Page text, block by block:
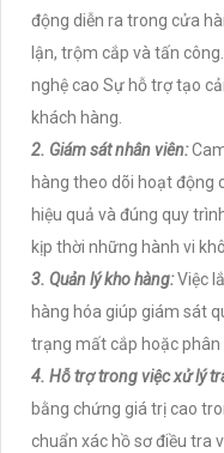
động diễn ra trong cửa
lận, trộm cắp và tấn
nghệ cao Sự hỗ trợ tạo
khách hàng.
2. Giám sát nhân viên:
hàng theo dõi hoạt động
hiệu quả và đúng quy
kịp thời những hành vi
3. Quản lý kho hàng:Việc
hàng hóa giúp giám sát
trạng mất cắp hoặc phân
4. Hỗ trợ trong việc xử lý
bằng chứng giá trị cao
chuẩn xác hồ sơ điều tra